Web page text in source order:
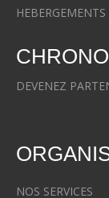
HEBERGEMENTS
DEVENEZ
NOS SERVICES